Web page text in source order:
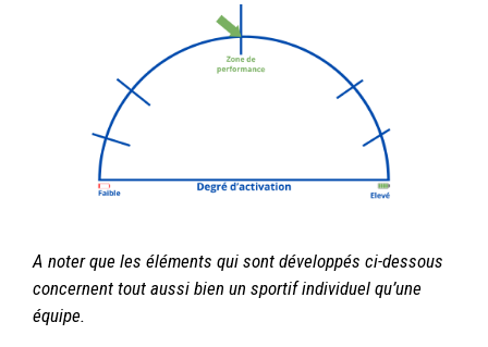
A noter que les éléments qui sont développés ci-dessous
concernent tout aussi bien un sportif individuel qu’une
équipe.